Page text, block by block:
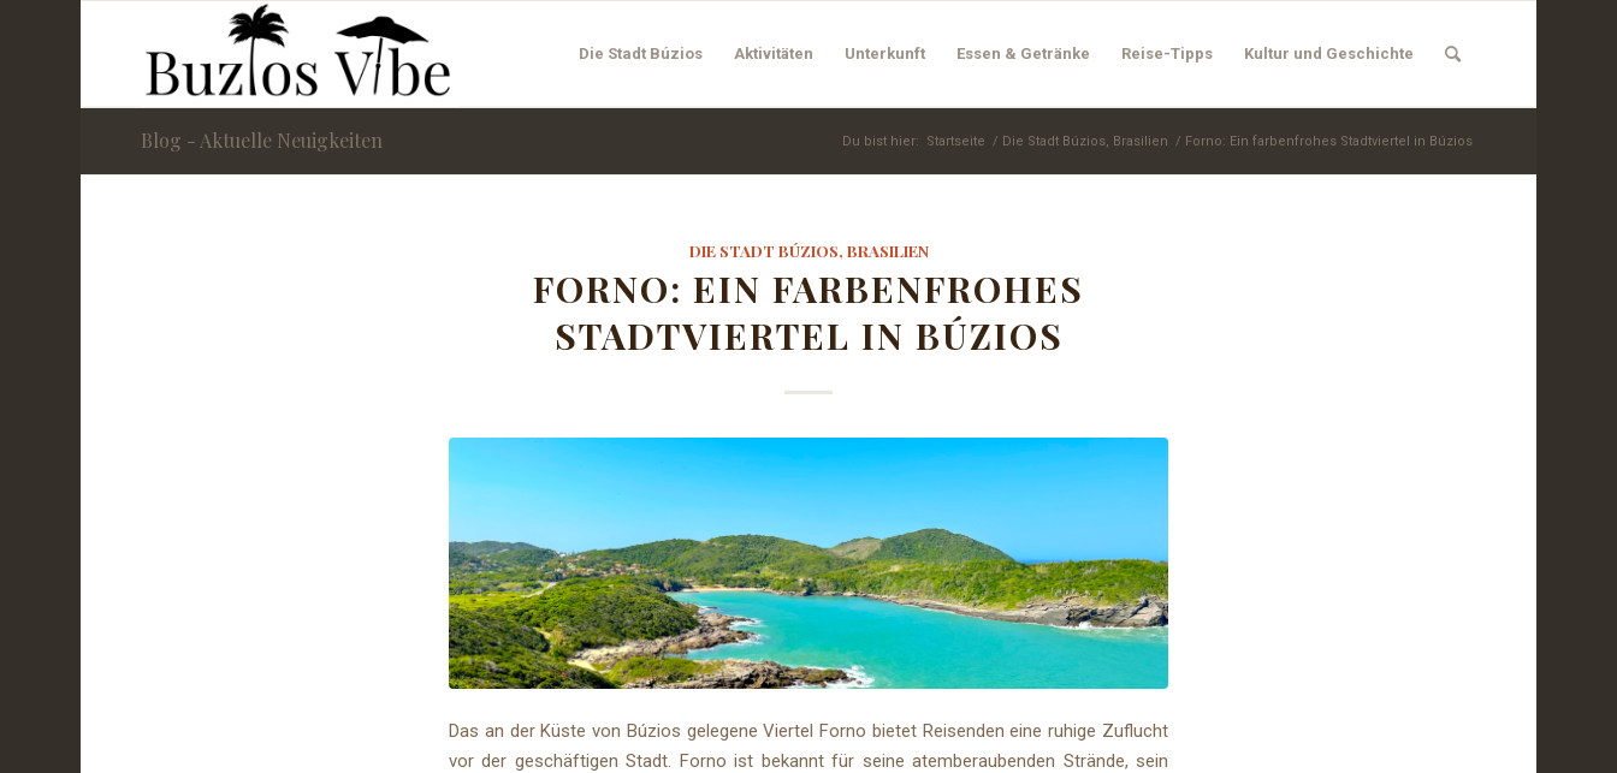
Die Stadt Búzios Aktivitäten Unterkunft Essen & Getränke Reise-Tipps Kultur und Geschichte
Blog - Aktuelle Neuigkeiten Du bist hier: Startseite / Die Stadt Búzios, Brasilien / Forno: Ein farbenfrohes Stadtviertel in Búzios
DIE STADT BÚZIOS, BRASILIEN
FORNO: EIN FARBENFROHES
STADTVIERTEL IN BÚZIOS
Das an der Küste von Búzios gelegene Viertel Forno bietet Reisenden eine ruhige Zuflucht
vor der geschäftigen Stadt. Forno ist bekannt für seine atemberaubenden Strände, sein